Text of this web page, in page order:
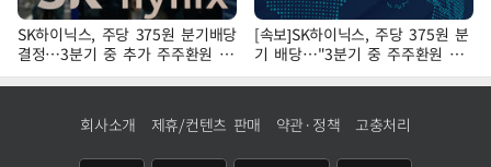
SK하이닉스, 주당 375원 분기배당
결정…3분기 중 추가 주주환원 발
표
[속보]SK하이닉스, 주당 375원 분
기 배당…"3분기 중 주주환원 방
안 확정"
회사소개 제휴/컨텐츠 판매 약관·정책 고충처리